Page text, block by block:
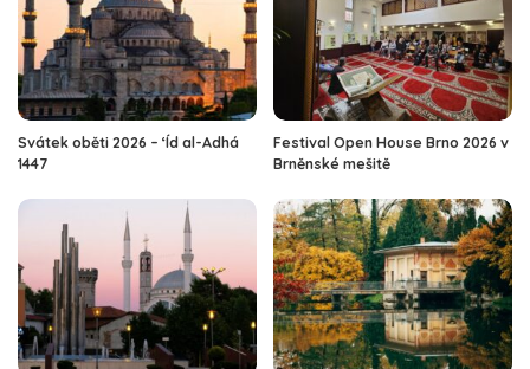
Svátek oběti 2026 – ‘Íd al-Adhá
1447
Festival Open House Brno 2026 v
Brněnské mešitě